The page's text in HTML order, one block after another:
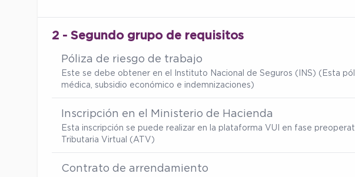
2 - Segundo grupo de requisitos
Póliza de riesgo de trabajo
Este se debe obtener en el Instituto Nacional de Seguros (INS) (Esta
médica, subsidio económico e indemnizaciones)
Inscripción en el Ministerio de Hacienda
Esta inscripción se puede realizar en la plataforma VUI en fase
Tributaria Virtual (ATV)
Contrato de arrendamiento